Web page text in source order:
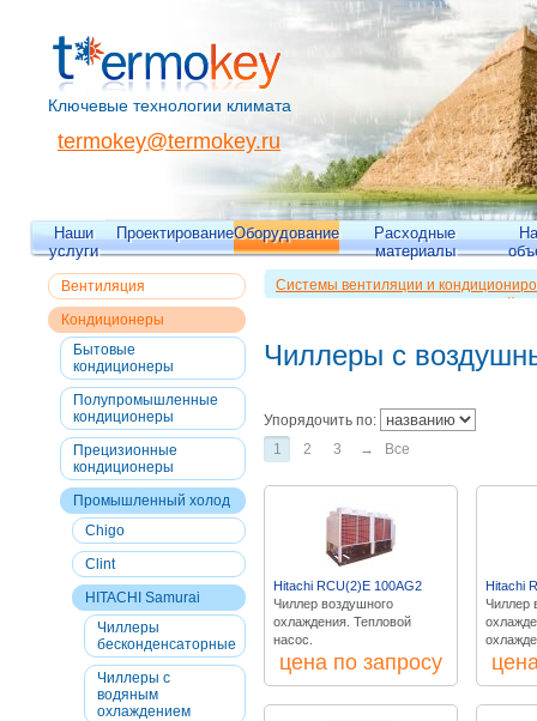
Ключевые технологии климата
termokey@termokey.ru
Наши
услуги
ПроектированиеОборудование
Расходные
материалы
Вентиляция
Кондиционеры
Бытовые
кондиционеры
Полупромышленные
кондиционеры
Прецизионные
кондиционеры
Промышленный холод
Chigo
Сlint
HITACHI Samurai
Чиллеры
бесконденсаторные
Чиллеры с
водяным
охлаждением
Системы вентиляции и
Чиллеры с
Упорядочить по:
1
2 3 → Все
Hitachi RCU(2)E 100AG2
Чиллер воздушного
охлаждения. Тепловой
насос.
цена по запросу
Hitachi
Чиллер